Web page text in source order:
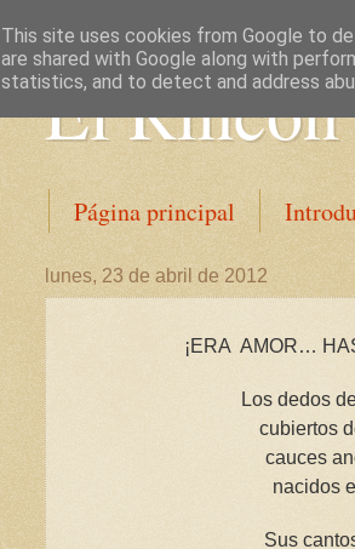
El
Página principal
lunes, 23 de abril de 2012
¡ERA AMOR…
Los dedos
cubiertos
cauces
nacidos
Sus
This site uses cookies from Google to
are shared with Google along with
statistics, and to detect and address